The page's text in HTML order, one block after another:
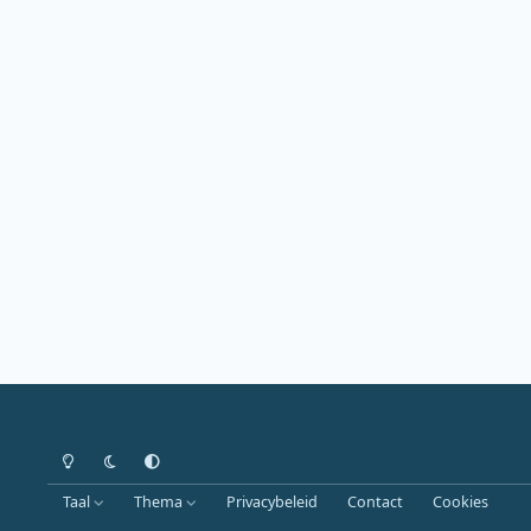
Heldere modus
Donkere modus
Systeemvoorkeur
Taal Thema Privacybeleid Contact Cookies